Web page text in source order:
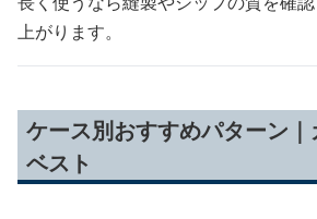
上がります。
ケース別おすすめパターン
ベスト